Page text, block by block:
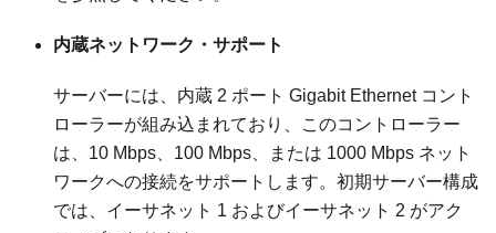
内蔵ネットワーク・サポート
サーバーには、内蔵 2 ポート Gigabit Ethernet コント
ローラーが組み込まれており、このコントローラー
は、10 Mbps、100 Mbps、または 1000 Mbps ネット
ワークへの接続をサポートします。初期サーバー構成
では、イーサネット 1 およびイーサネット 2 がアク